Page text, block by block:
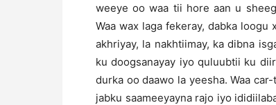
weeye oo waa tii hore aan u
Waa wax laga fekeray, dabka
akhriyay, la nakhtiimay, ka dibna
ku doogsanayay iyo quluubtii ku
durka oo daawo la yeesha. Waa
jabku saameeyayna rajo iyo